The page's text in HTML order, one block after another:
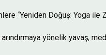
“Yeniden Doğuş: Yoga ile
yönelik yavaş,